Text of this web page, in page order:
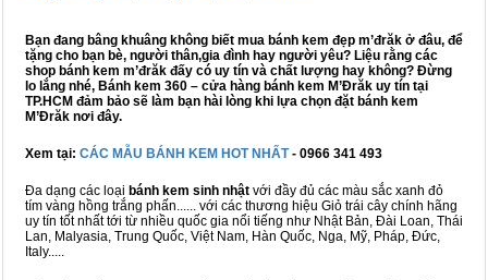
Bạn đang bâng khuâng không biết mua bánh kem đẹp m’đrăk ở đâu, để
tặng cho bạn bè, người thân,gia đình hay người yêu? Liệu rằng các
shop bánh kem m’đrăk đấy có uy tín và chất lượng hay không? Đừng
lo lắng nhé, Bánh kem 360 – cửa hàng bánh kem M’Đrăk uy tín tại
TP.HCM đảm bảo sẽ làm bạn hài lòng khi lựa chọn đặt bánh kem
M’Đrăk nơi đây.
Xem tại: CÁC MẪU BÁNH KEM HOT NHẤT- 0966 341 493
Đa dạng các loại bánh kem sinh nhật với đầy đủ các màu sắc xanh đỏ
tím vàng hồng trắng phấn...... với các thương hiệu Giỏ trái cây chính hãng
uy tín tốt nhất tới từ nhiều quốc gia nổi tiếng như Nhật Bản, Đài Loan, Thái
Lan, Malyasia, Trung Quốc, Việt Nam, Hàn Quốc, Nga, Mỹ, Pháp, Đức,
Italy.....